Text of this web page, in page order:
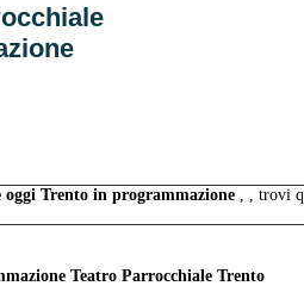
Trento in programmazione , , trovi
Teatro Parrocchiale Trento